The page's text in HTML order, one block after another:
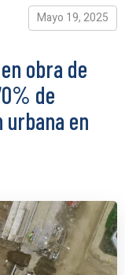
Mayo 19, 2025
obra de
de
en